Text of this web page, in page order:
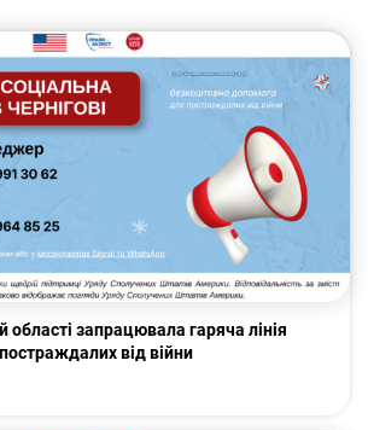
області запрацювала гаряча лінія
від війни